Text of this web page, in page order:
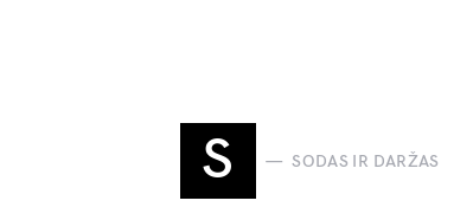
S SODAS IR DARŽAS